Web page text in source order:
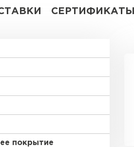
СЕРТИФИКАТЫ
покрытие